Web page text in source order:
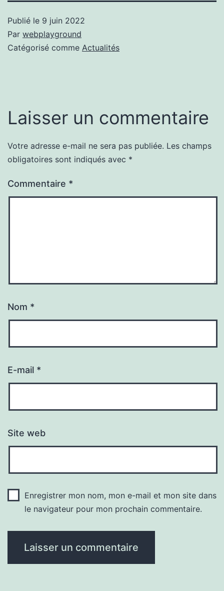
Publié le 9 juin 2022
Par webplayground
Catégorisé comme Actualités
Laisser un commentaire
Votre adresse e-mail ne sera pas publiée. Les champs
obligatoires sont indiqués avec *
Commentaire *
Nom *
E-mail *
Site web
Enregistrer mon nom, mon e-mail et mon site dans
le navigateur pour mon prochain commentaire.